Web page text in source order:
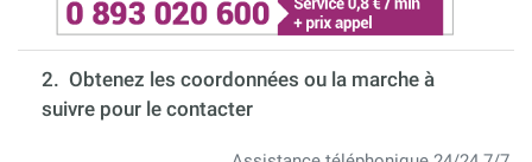
2. Obtenez les coordonnées ou la marche à
suivre pour le contacter